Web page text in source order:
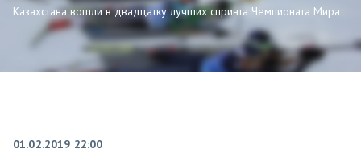
Казахстана вошли в двадцатку лучших спринта Чемпионата Мира
01.02.2019 22:00